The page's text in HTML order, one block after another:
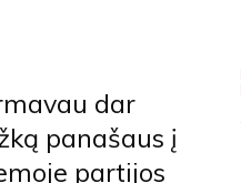
dar
panašaus į
partijos